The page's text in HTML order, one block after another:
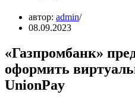
автор: admin
08.09.2023
«Газпромбанк»
оформить
UnionPay